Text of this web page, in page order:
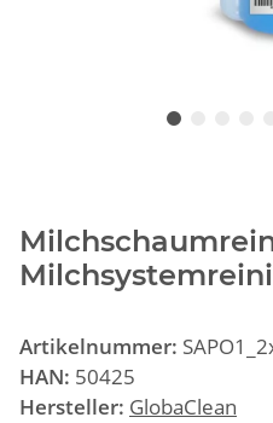
Artikelnummer:
HAN: 50425
Hersteller: GlobaClean